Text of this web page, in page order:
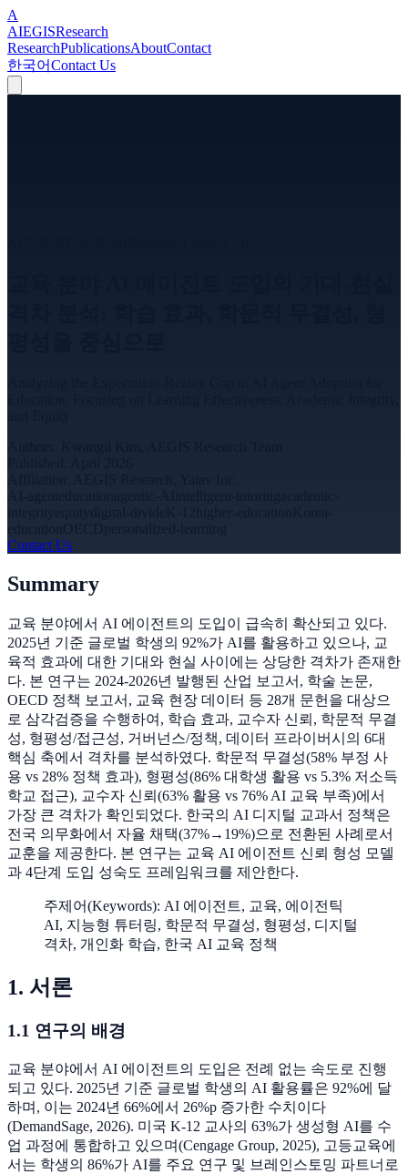
A
AIEGISResearch
ResearchPublicationsAboutContact
한국어Contact Us
Contact Us
Summary
교육 분야에서 AI 에이전트의 도입이 급속히 확산되고 있다.
2025년 기준 글로벌 학생의 92%가 AI를 활용하고 있으나, 교
육적 효과에 대한 기대와 현실 사이에는 상당한 격차가 존재한
다. 본 연구는 2024-2026년 발행된 산업 보고서, 학술 논문,
OECD 정책 보고서, 교육 현장 데이터 등 28개 문헌을 대상으
로 삼각검증을 수행하여, 학습 효과, 교수자 신뢰, 학문적 무결
성, 형평성/접근성, 거버넌스/정책, 데이터 프라이버시의 6대
핵심 축에서 격차를 분석하였다. 학문적 무결성(58% 부정 사
용 vs 28% 정책 효과), 형평성(86% 대학생 활용 vs 5.3% 저소득
학교 접근), 교수자 신뢰(63% 활용 vs 76% AI 교육 부족)에서
가장 큰 격차가 확인되었다. 한국의 AI 디지털 교과서 정책은
전국 의무화에서 자율 채택(37%→19%)으로 전환된 사례로서
교훈을 제공한다. 본 연구는 교육 AI 에이전트 신뢰 형성 모델
과 4단계 도입 성숙도 프레임워크를 제안한다.
주제어(Keywords): AI 에이전트, 교육, 에이전틱
AI, 지능형 튜터링, 학문적 무결성, 형평성, 디지털
격차, 개인화 학습, 한국 AI 교육 정책
1. 서론
1.1 연구의 배경
교육 분야에서 AI 에이전트의 도입은 전례 없는 속도로 진행
되고 있다. 2025년 기준 글로벌 학생의 AI 활용률은 92%에 달
하며, 이는 2024년 66%에서 26%p 증가한 수치이다
(DemandSage, 2026). 미국 K-12 교사의 63%가 생성형 AI를 수
업 과정에 통합하고 있으며(Cengage Group, 2025), 고등교육에
서는 학생의 86%가 AI를 주요 연구 및 브레인스토밍 파트너로